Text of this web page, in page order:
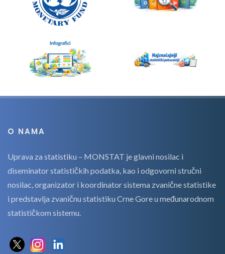
O NAMA
Uprava za statistiku – MONSTAT je glavni nosilac i
diseminator statističkih podatka, kao i odgovorni stručni
nosilac, organizator i koordinator sistema zvanične statistike
i predstavlja zvaničnu statistiku Crne Gore u međunarodnom
statističkom sistemu.